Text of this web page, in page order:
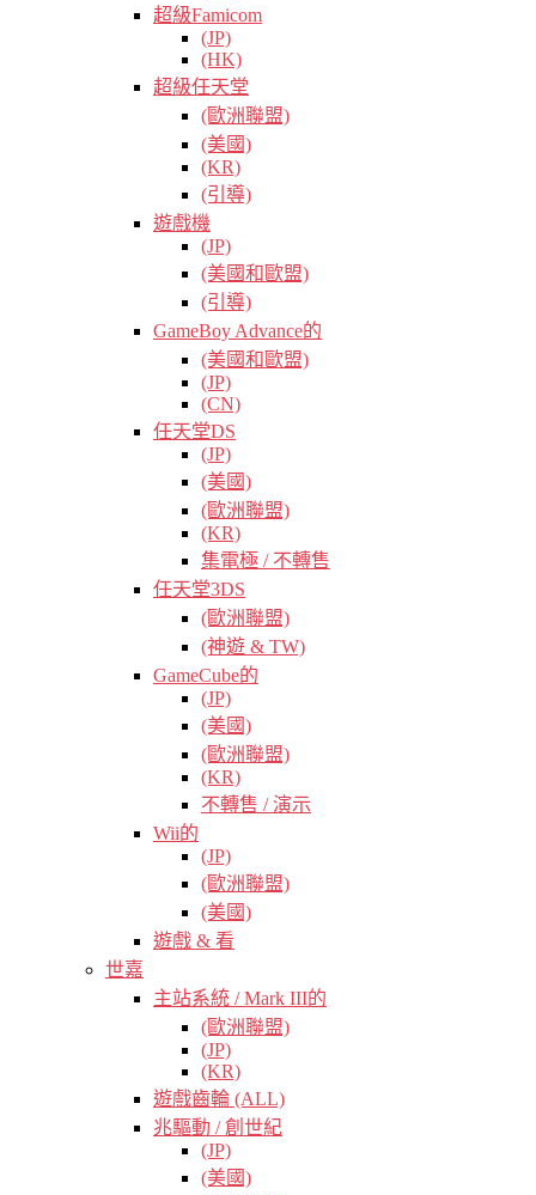
超級Famicom
(JP)
(HK)
超級任天堂
(歐洲聯盟)
(美國)
(KR)
(引導)
遊戲機
(JP)
(美國和歐盟)
(引導)
GameBoy Advance的
(美國和歐盟)
(JP)
(CN)
任天堂DS
(JP)
(美國)
(歐洲聯盟)
(KR)
集電極 / 不轉售
任天堂3DS
(歐洲聯盟)
(神遊 & TW)
GameCube的
(JP)
(美國)
(歐洲聯盟)
(KR)
不轉售 / 演示
Wii的
(JP)
(歐洲聯盟)
(美國)
遊戲 & 看
世嘉
主站系統 / Mark III的
(歐洲聯盟)
(JP)
(KR)
遊戲齒輪 (ALL)
兆驅動 / 創世紀
(JP)
(美國)